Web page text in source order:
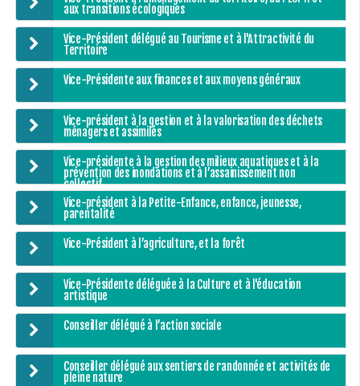
Reconquête de terrains agricoles et installations
Projet Alimentaire Territorial
Aménagement du territoire
Urbanisme ADS (Autorisation des droits du sol)
Plan Local d’Urbanisme
Architecte conseil
Bornes pour Véhicules Electriques
Mobilité
Aménagements touristiques
Territoire Napoléon
Chemins de randonnée
Taxe de séjour & Tourisme
aux transitions écologiques
Vice-Président délégué au Tourisme et à l'Attractivité du
Territoire
Vice-Présidente aux finances et aux moyens généraux
Vice-président à la gestion et à la valorisation des déchets
ménagers et assimilés
Vice-présidente à la gestion des milieux aquatiques et à la
prévention des inondations et à l’assainissement non
collectif
Vice-président à la Petite-Enfance, enfance, jeunesse,
parentalité
Vice-Président à l’agriculture, et la forêt
Vice-Présidente déléguée à la Culture et à l'éducation
artistique
Conseiller délégué à l’action sociale
Conseiller délégué aux sentiers de randonnée et activités de
pleine nature